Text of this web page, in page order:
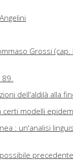
Grossi
dell'aldilà alla
modelli
: un'analisi
precedente